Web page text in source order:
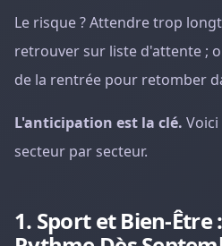
Le risque ? Attendre trop
retrouver sur liste d'attente ;
de la rentrée pour retomber
L'anticipation est la clé.
secteur par secteur.
1. Sport et Bien-Être